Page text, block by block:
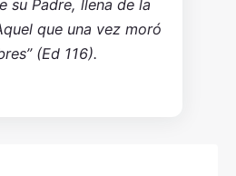
su Padre, llena de la
que una vez moró
(Ed 116).